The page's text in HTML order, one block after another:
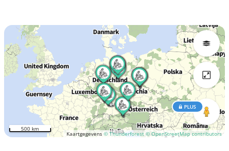
Kaartgegevens © Thunderforest © OpenStreetMap contributors
PLUS
500 km